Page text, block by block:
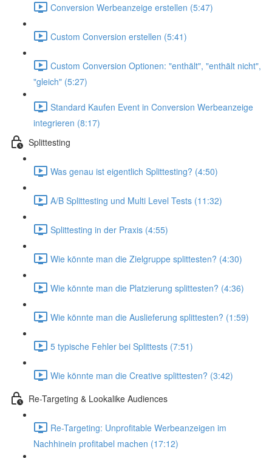
Conversion Werbeanzeige erstellen (5:47)
Custom Conversion erstellen (5:41)
Custom Conversion Optionen: "enthält", "enthält nicht",
"gleich" (5:27)
Standard Kaufen Event in Conversion Werbeanzeige
integrieren (8:17)
Splittesting
Was genau ist eigentlich Splittesting? (4:50)
A/B Splittesting und Multi Level Tests (11:32)
Splittesting in der Praxis (4:55)
Wie könnte man die Zielgruppe splittesten? (4:30)
Wie könnte man die Platzierung splittesten? (4:36)
Wie könnte man die Auslieferung splittesten? (1:59)
5 typische Fehler bei Splittests (7:51)
Wie könnte man die Creative splittesten? (3:42)
Re-Targeting & Lookalike Audiences
Re-Targeting: Unprofitable Werbeanzeigen im
Nachhinein profitabel machen (17:12)